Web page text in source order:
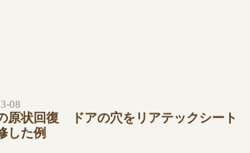
08
原状回復 ドアの穴をリアテックシート
した例